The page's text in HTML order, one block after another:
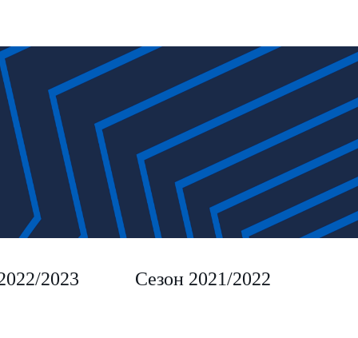
2023 Сезон 2021/2022